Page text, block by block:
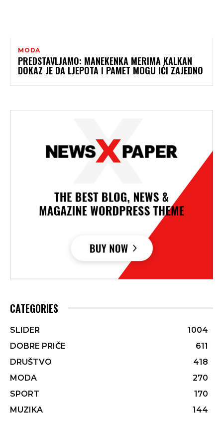
MODA
PREDSTAVLJAMO: MANEKENKA MERIMA KALKAN
DOKAZ JE DA LJEPOTA I PAMET MOGU IĆI ZAJEDNO
CATEGORIES
SLIDER
1004
DOBRE PRIČE
611
DRUŠTVO
418
MODA
270
SPORT
170
MUZIKA
144